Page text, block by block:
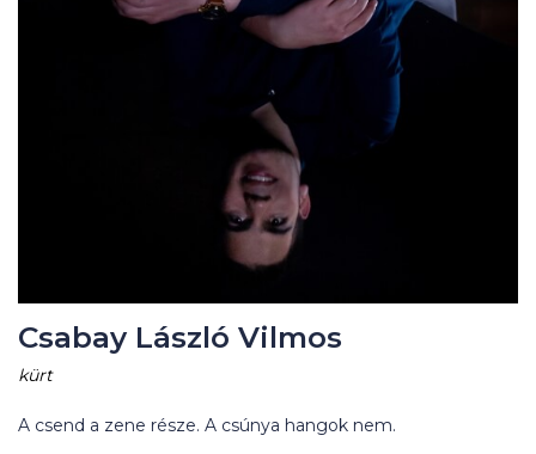
Csabay László Vilmos
kürt
A csend a zene része. A csúnya hangok nem.